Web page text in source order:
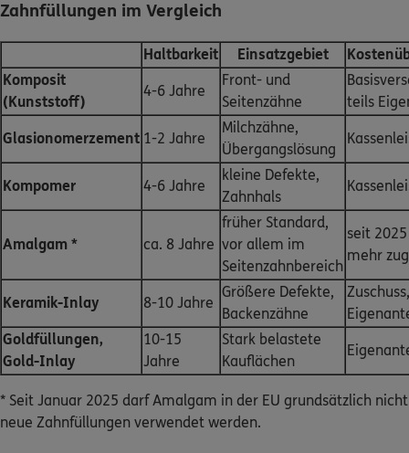
Zahnfüllungen im Vergleich
Haltbarkeit Einsatzgebiet
Komposit
(Kunststoff)
4-6 Jahre
Front- und
Seitenzähne
teils
Glasionomerzement 1-2 Jahre
Milchzähne,
Übergangslösung
Kompomer 4-6 Jahre
kleine Defekte,
Zahnhals
Amalgam * ca. 8 Jahre
früher Standard,
vor allem im
Seitenzahnbereich
seit
mehr
Keramik-Inlay 8-10 Jahre
Größere Defekte,
Backenzähne
Zuschuss,
Goldfüllungen,
Gold-Inlay
10-15
Jahre
Stark belastete
Kauflächen
* Seit Januar 2025 darf Amalgam in der EU grundsätzlich
neue Zahnfüllungen verwendet werden.